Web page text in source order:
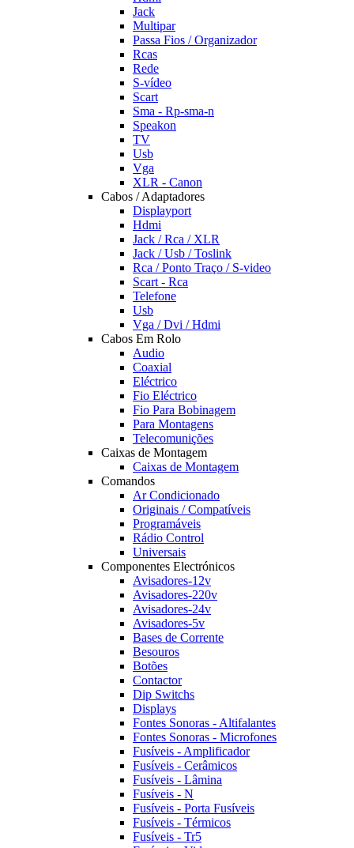
Jack
Multipar
Passa Fios / Organizador
Rcas
Rede
S-vídeo
Scart
Sma - Rp-sma-n
Speakon
TV
Usb
Vga
XLR - Canon
Cabos / Adaptadores
Displayport
Hdmi
Jack / Rca / XLR
Jack / Usb / Toslink
Rca / Ponto Traço / S-video
Scart - Rca
Telefone
Usb
Vga / Dvi / Hdmi
Cabos Em Rolo
Audio
Coaxial
Eléctrico
Fio Eléctrico
Fio Para Bobinagem
Para Montagens
Telecomunições
Caixas de Montagem
Caixas de Montagem
Comandos
Ar Condicionado
Originais / Compatíveis
Programáveis
Rádio Control
Universais
Componentes Electrónicos
Avisadores-12v
Avisadores-220v
Avisadores-24v
Avisadores-5v
Bases de Corrente
Besouros
Botões
Contactor
Dip Switchs
Displays
Fontes Sonoras - Altifalantes
Fontes Sonoras - Microfones
Fusíveis - Amplificador
Fusíveis - Cerâmicos
Fusíveis - Lâmina
Fusíveis - N
Fusíveis - Porta Fusíveis
Fusíveis - Térmicos
Fusíveis - Tr5